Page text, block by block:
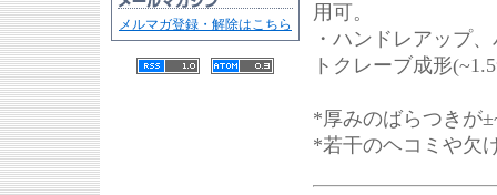
メルマガ登録・解除はこちら
用可。
・ハンドレアップ
トクレーブ成形
*厚みのばらつきが
*若干のヘコミや欠